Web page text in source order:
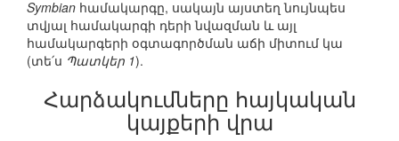
Symbian համակարգը, սակայն այստեղ նույնպես
տվյալ համակարգի դերի նվազման և այլ
համակարգերի օգտագործման աճի միտում կա
(տե՛ս Պատկեր 1).
Հարձակումները հայկական
կայքերի վրա